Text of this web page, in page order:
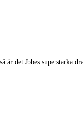
är det Jobes